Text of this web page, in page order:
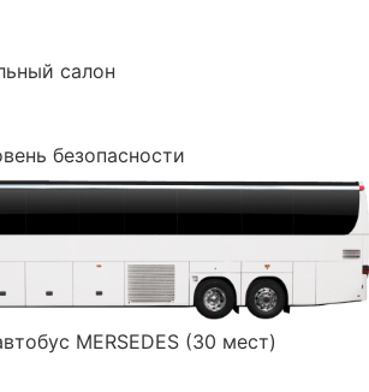
салон
безопасности
MERSEDES (30 мест)